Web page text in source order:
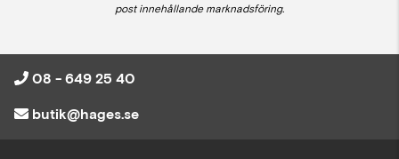
post innehållande marknadsföring.
08 - 649 25 40
butik@hages.se